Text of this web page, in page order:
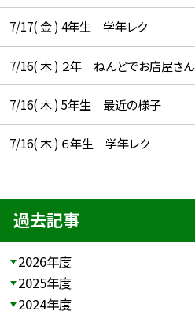
7/17( 金 ) 4年生 学年レク
7/16( 木 ) ２年 ねんどでお店屋さん
7/16( 木 ) 5年生 最近の様子
7/16( 木 ) ６年生 学年レク
過去記事
2026年度
2025年度
2024年度